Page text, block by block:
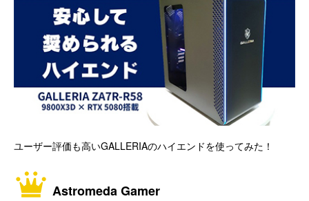
ユーザー評価も高いGALLERIAのハイエンドを使ってみた！
Astromeda Gamer